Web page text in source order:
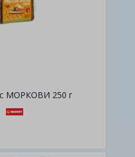
с МОРКОВИ 250 г